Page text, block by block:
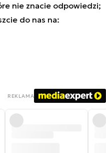
nie znacie odpowiedzi;
do nas na:
REKLAMA